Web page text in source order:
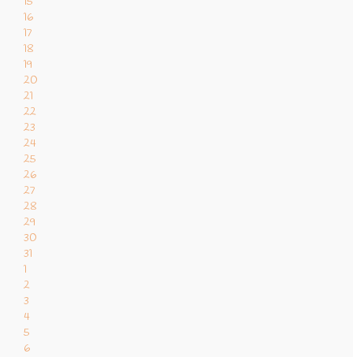
16
17
18
19
20
21
22
23
24
25
26
27
28
29
30
31
1
2
3
4
5
6